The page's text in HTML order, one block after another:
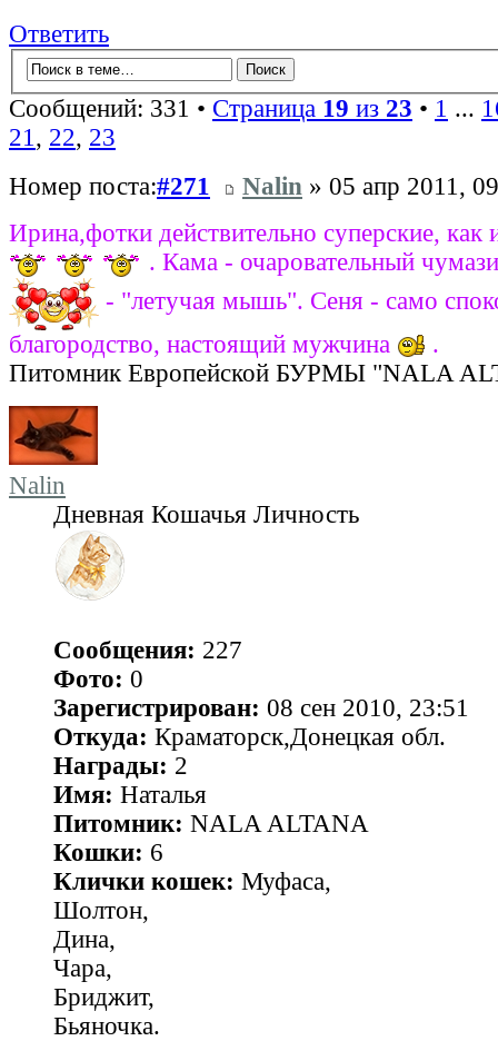
Ответить
Сообщений: 331 • Страница 19 из 23 • 1 ...
21 , 22, 23
Номер поста:#271 Nalin » 05 апр 2011,
Ирина,фотки действительно суперские, как
. Кама - очаровательный
- "летучая мышь". Сеня - само
благородство, настоящий мужчина
.
Питомник Европейской БУРМЫ "NALA
Nalin
Дневная Кошачья Личность
Сообщения: 227
Фото: 0
Зарегистрирован: 08 сен 2010, 23:51
Откуда: Краматорск,Донецкая обл.
Награды: 2
Имя: Наталья
Питомник: NALA ALTANA
Кошки: 6
Клички кошек: Муфаса,
Шолтон,
Дина,
Чара,
Бриджит,
Бьяночка.